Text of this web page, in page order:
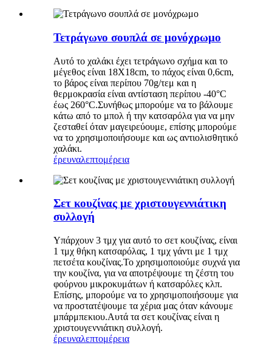
Τετράγωνο σουπλά σε μονόχρωμο
Αυτό το χαλάκι έχει τετράγωνο σχήμα και το
μέγεθος είναι 18X18cm, το πάχος είναι 0,6cm,
το βάρος είναι περίπου 70g/τεμ και η
θερμοκρασία είναι αντίσταση περίπου -40°C
έως 260°C.Συνήθως μπορούμε να το βάλουμε
κάτω από το μπολ ή την κατσαρόλα για να μην
ζεσταθεί όταν μαγειρεύουμε, επίσης μπορούμε
να το χρησιμοποιήσουμε και ως αντιολισθητικό
χαλάκι.
έρευναλεπτομέρεια
Σετ κουζίνας με χριστουγεννιάτικη
συλλογή
Υπάρχουν 3 τμχ για αυτό το σετ κουζίνας, είναι
1 τμχ θήκη κατσαρόλας, 1 τμχ γάντι με 1 τμχ
πετσέτα κουζίνας.Το χρησιμοποιούμε συχνά για
την κουζίνα, για να αποτρέψουμε τη ζέστη του
φούρνου μικροκυμάτων ή κατσαρόλες κλπ.
Επίσης, μπορούμε να το χρησιμοποιήσουμε για
να προστατέψουμε τα χέρια μας όταν κάνουμε
μπάρμπεκιου.Αυτά τα σετ κουζίνας είναι η
χριστουγεννιάτικη συλλογή.
έρευναλεπτομέρεια